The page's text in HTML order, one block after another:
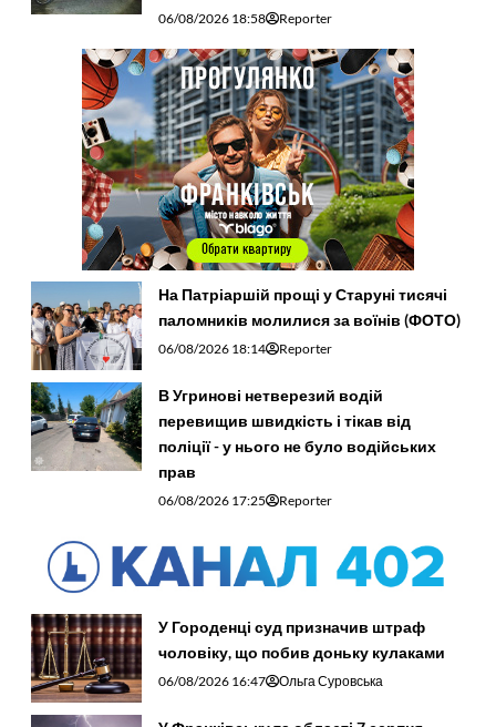
06/08/2026 18:58 Reporter
На Патріаршій прощі у Старуні тисячі
паломників молилися за воїнів (ФОТО)
06/08/2026 18:14 Reporter
В Угринові нетверезий водій
перевищив швидкість і тікав від
поліції - у нього не було водійських
прав
06/08/2026 17:25 Reporter
У Городенці суд призначив штраф
чоловіку, що побив доньку кулаками
06/08/2026 16:47 Ольга Суровська